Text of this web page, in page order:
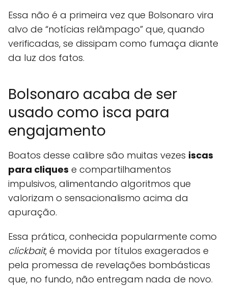
Essa não é a primeira vez que Bolsonaro vira
alvo de “notícias relâmpago” que, quando
verificadas, se dissipam como fumaça diante
da luz dos fatos.
Bolsonaro acaba de ser
usado como isca para
engajamento
Boatos desse calibre são muitas vezes iscas
para cliques e compartilhamentos
impulsivos, alimentando algoritmos que
valorizam o sensacionalismo acima da
apuração.
Essa prática, conhecida popularmente como
clickbait, é movida por títulos exagerados e
pela promessa de revelações bombásticas
que, no fundo, não entregam nada de novo.